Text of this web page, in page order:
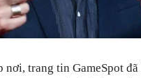
nơi, trang tin GameSpot